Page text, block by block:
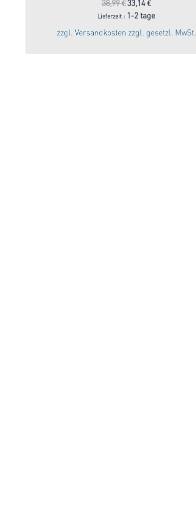
38,99€Ursprünglicher
Preis
war:
38,99 €
33,14€Aktueller
Preis
Lieferzeit : 1-2 tage
zzgl. Versandkosten zzgl. gesetzl. MwSt.